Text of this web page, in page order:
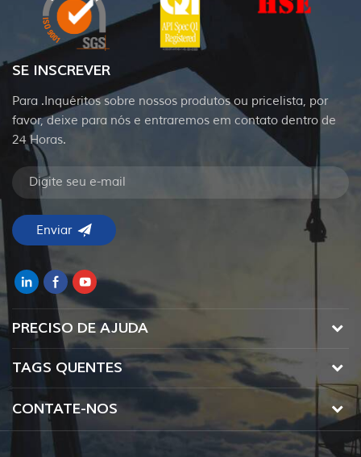
SE INSCREVER
Para .Inquéritos sobre nossos produtos ou pricelista, por
favor, deixe para nós e entraremos em contato dentro de
24 Horas.
PRECISO DE AJUDA
TAGS QUENTES
CONTATE-NOS